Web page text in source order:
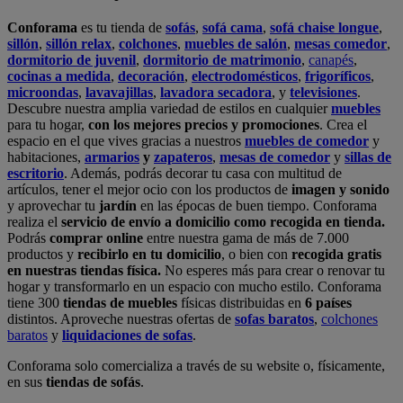
Conforama es tu tienda de sofás, sofá cama, sofá chaise longue,
sillón, sillón relax, colchones, muebles de salón, mesas comedor,
dormitorio de juvenil, dormitorio de matrimonio, canapés,
cocinas a medida, decoración, electrodomésticos, frigoríficos,
microondas, lavavajillas, lavadora secadora, y televisiones.
Descubre nuestra amplia variedad de estilos en cualquiermuebles
para tu hogar, con los mejores precios y promociones. Crea el
espacio en el que vives gracias a nuestros muebles de comedor y
habitaciones, armarios y zapateros, mesas de comedor y sillas de
escritorio. Además, podrás decorar tu casa con multitud de
artículos, tener el mejor ocio con los productos de imagen y sonido
y aprovechar tu jardín en las épocas de buen tiempo. Conforama
realiza el servicio de envío a domicilio como recogida en tienda.
Podrás comprar online entre nuestra gama de más de 7.000
productos y recibirlo en tu domicilio, o bien con recogida gratis
en nuestras tiendas física. No esperes más para crear o renovar tu
hogar y transformarlo en un espacio con mucho estilo. Conforama
tiene 300 tiendas de muebles físicas distribuidas en 6 países
distintos. Aproveche nuestras ofertas de sofas baratos, colchones
baratos y liquidaciones de sofas.
Conforama solo comercializa a través de su website o, físicamente,
en sus tiendas de sofás.